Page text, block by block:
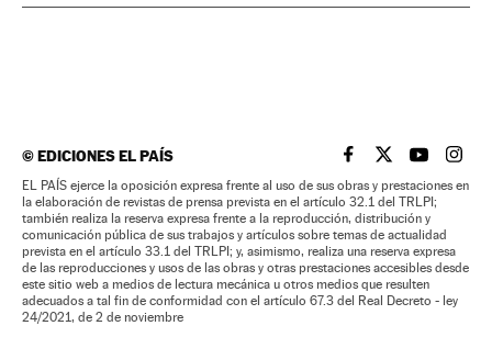
©EDICIONES EL PAÍS EL PAÍS BRASIL EN
EL PAÍSEL PAÍS
EL
EL PAÍS ejerce la oposición expresa frente al uso de sus obras y prestaciones en
la elaboración de revistas de prensa prevista en el artículo 32.1 del TRLPI;
también realiza la reserva expresa frente a la reproducción, distribución y
comunicación pública de sus trabajos y artículos sobre temas de actualidad
prevista en el artículo 33.1 del TRLPI; y, asimismo, realiza una reserva expresa
de las reproducciones y usos de las obras y otras prestaciones accesibles desde
este sitio web a medios de lectura mecánica u otros medios que resulten
adecuados a tal fin de conformidad con el artículo 67.3 del Real Decreto - ley
24/2021, de 2 de noviembre